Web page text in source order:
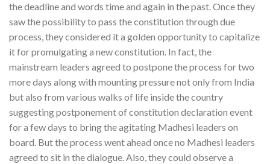
the deadline and words time and again in the past. Once they
saw the possibility to pass the constitution through due
process, they considered it a golden opportunity to capitalize
it for promulgating a new constitution. In fact, the
mainstream leaders agreed to postpone the process for two
more days along with mounting pressure not only from India
but also from various walks of life inside the country
suggesting postponement of constitution declaration event
for a few days to bring the agitating Madhesi leaders on
board. But the process went ahead once no Madhesi leaders
agreed to sit in the dialogue. Also, they could observe a